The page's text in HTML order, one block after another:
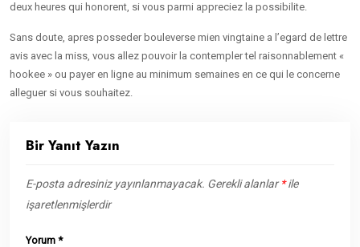
deux heures qui honorent, si vous parmi appreciez la possibilite.
Sans doute, apres posseder bouleverse mien vingtaine a l’egard de lettre
avis avec la miss, vous allez pouvoir la contempler tel raisonnablement «
hookee » ou payer en ligne au minimum semaines en ce qui le concerne
alleguer si vous souhaitez.
Bir Yanıt Yazın
E-posta adresiniz yayınlanmayacak. Gerekli alanlar*ile
işaretlenmişlerdir
Yorum *